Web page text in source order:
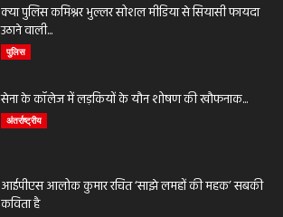
क्या पुलिस कमिश्नर भुल्लर सोशल मीडिया से सियासी फायदा
उठाने वाली...
पुलिस
सेना के कॉलेज में लड़कियों के यौन शोषण की खौफनाक...
अंतर्राष्ट्रीय
आईपीएस आलोक कुमार रचित ‘साझे लमहों की महक’ सबकी
कविता है